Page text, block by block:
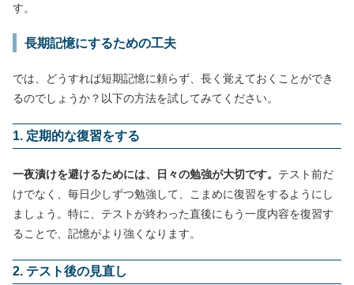
す。
長期記憶にするための工夫
では、どうすれば短期記憶に頼らず、長く覚えておくことができ
るのでしょうか？以下の方法を試してみてください。
1. 定期的な復習をする
一夜漬けを避けるためには、日々の勉強が大切です。 テスト前だ
けでなく、毎日少しずつ勉強して、こまめに復習をするようにし
ましょう。特に、テストが終わった直後にもう一度内容を復習す
ることで、記憶がより強くなります。
2. テスト後の見直し